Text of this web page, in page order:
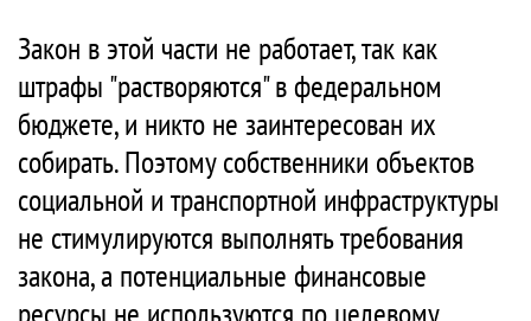
Закон в этой части не работает, так как
штрафы "растворяются" в федеральном
бюджете, и никто не заинтересован их
собирать. Поэтому собственники объектов
социальной и транспортной инфраструктуры
не стимулируются выполнять требования
закона, а потенциальные финансовые